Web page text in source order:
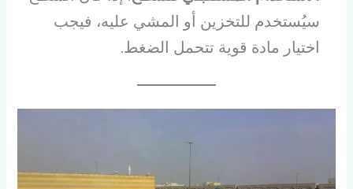
سيُستخدم للتخزين أو المشي عليه، فيجب
اختيار مادة قوية تتحمل الضغط.